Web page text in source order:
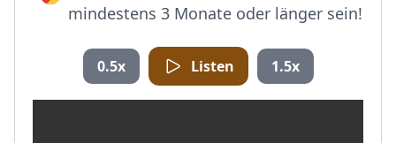
mindestens 3 Monate oder länger sein!
0.5x Listen 1.5x